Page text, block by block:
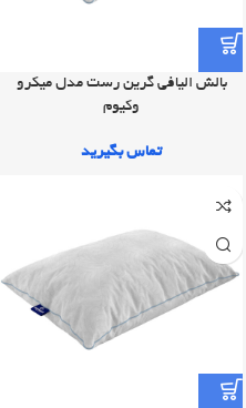
بالش الیافی گرین رست مدل میکرو
وکیوم
تماس بگیرید